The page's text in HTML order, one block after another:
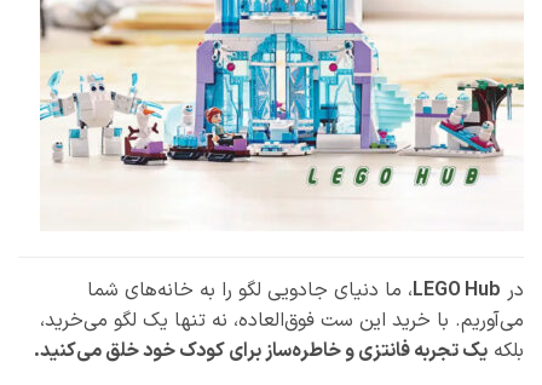
درLEGO Hub، ما دنیای جادویی لگو را به خانه‌های شما
می‌آوریم. با خرید این ست فوق‌العاده، نه تنها یک لگو می‌خرید،
بلکهیک تجربه فانتزی و خاطره‌ساز برای کودک خود خلق می‌کنید.